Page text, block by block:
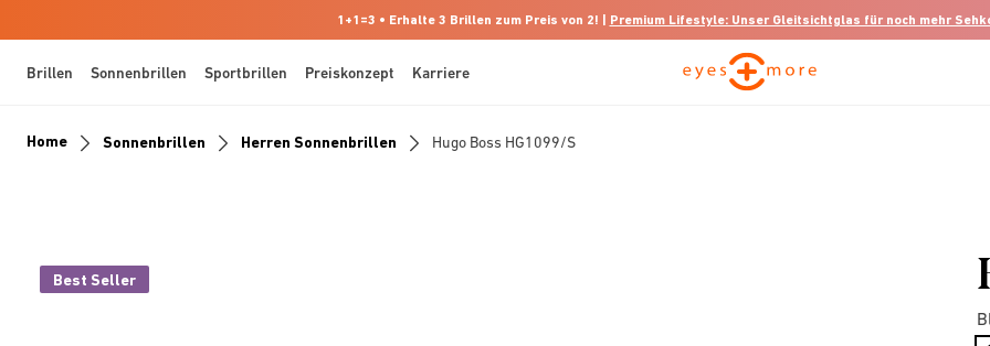
1+1=3 • Erhalte 3 Brillen zum Preis von 2! | Premium Lifestyle: Unser Gleitsichtglas für noch mehr
Brillen Sonnenbrillen Sportbrillen Preiskonzept Karriere
Home Sonnenbrillen Herren Sonnenbrillen Hugo Boss HG1099/S
Best Seller